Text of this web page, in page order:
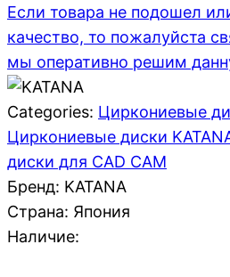
Если товара не подошел
качество, то пожалуйста
мы оперативно решим
Categories: Циркониевые
Циркониевые диски
диски для CAD CAM
Бренд: KATANA
Страна: Япония
Наличие: